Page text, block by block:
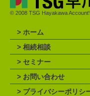
© 2008 TSG Hayakawa
> ホーム
> 相続相談
> セミナー
> お問い合わせ
> プライバシーポリシ